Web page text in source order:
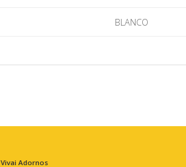
BLANCO
Vivai Adornos